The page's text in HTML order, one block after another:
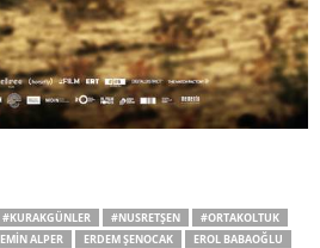
#KURAKGÜNLER #NUSRETŞEN
#ORTAKOLTUK
EMIN ALPER ERDEM ŞENOCAK
EROL BABAOĞLU